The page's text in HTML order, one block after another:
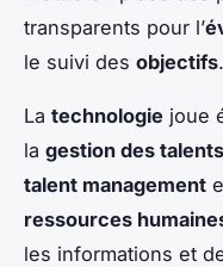
transparents pour l’
le suivi des objectifs.
La technologie joue
la gestion des talents
talent management
ressources
les informations et